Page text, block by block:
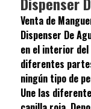
Venta de
Dispenser De
en el interior del
diferentes
ningún tipo de
Une las